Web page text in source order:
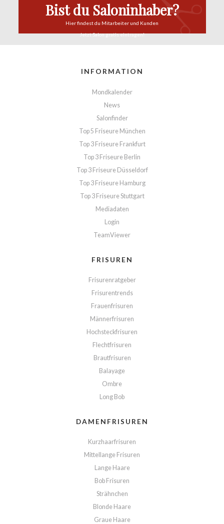
Bist du Saloninhaber?
Hier findest du Mitarbeiter und Kunden
Jetzt Salongratis eintragen!
INFORMATION
Mondkalender
News
Salonfinder
Top 5 Friseure München
Top 3 Friseure Frankfurt
Top 3 Friseure Berlin
Top 3 Friseure Düsseldorf
Top 3 Friseure Hamburg
Top 3 Friseure Stuttgart
Mediadaten
Login
TeamViewer
FRISUREN
Frisurenratgeber
Frisurentrends
Frauenfrisuren
Männerfrisuren
Hochsteckfrisuren
Flechtfrisuren
Brautfrisuren
Balayage
Ombre
Long Bob
DAMENFRISUREN
Kurzhaarfrisuren
Mittellange Frisuren
Lange Haare
Bob Frisuren
Strähnchen
Blonde Haare
Graue Haare